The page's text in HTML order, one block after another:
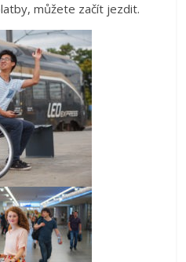
můžete začít jezdit.